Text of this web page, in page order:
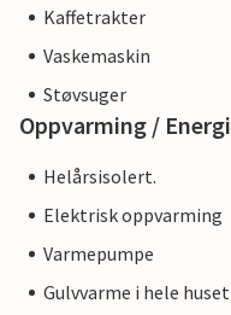
Kaffetrakter
Vaskemaskin
Støvsuger
Oppvarming / Energi
Helårsisolert.
Elektrisk oppvarming
Varmepumpe
Gulvvarme i hele huset